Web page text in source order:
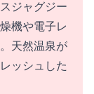
ジャグジー
機や電子レ
天然温泉が
ッシュした